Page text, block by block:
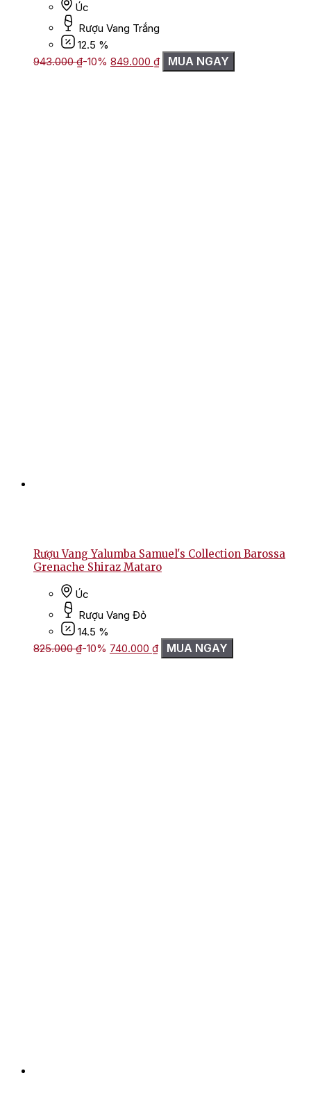
Úc
Rượu Vang Trắng
12.5 %
943.000₫-10% Giá
gốc
849.000 ₫Giá
hiện
MUA NGAY
Rượu Vang Yalumba Samuel's Collection Barossa
Grenache Shiraz Mataro
Úc
Rượu Vang Đỏ
14.5 %
825.000₫-10% Giá
gốc
740.000 ₫Giá
hiện
MUA NGAY